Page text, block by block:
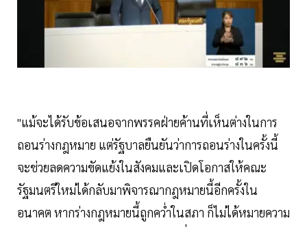
"แม้จะได้รับข้อเสนอจากพรรคฝ่ายค้านที่เห็นต่างในการ
ถอนร่างกฎหมาย แต่รัฐบาลยืนยันว่าการถอนร่างในครั้งนี้
จะช่วยลดความขัดแย้งในสังคมและเปิดโอกาสให้คณะ
รัฐมนตรีใหม่ได้กลับมาพิจารณากฎหมายนี้อีกครั้งใน
อนาคต หากร่างกฎหมายนี้ถูกคว่ำในสภา ก็ไม่ได้หมายความ